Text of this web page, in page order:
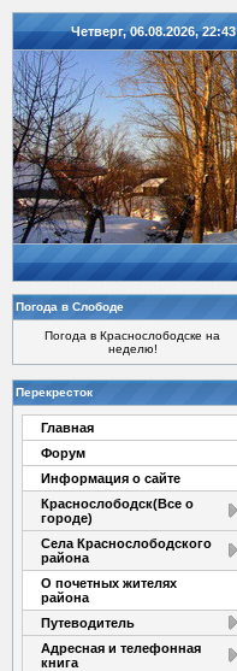
Четверг, 06.08.2026, 22:43
Погода в Слободе
Погода в Краснослободске на
неделю!
Перекресток
Главная
Форум
Информация о сайте
Краснослободск(Все о
городе)
Села Краснослободского
района
О почетных жителях
района
Путеводитель
Адресная и телефонная
книга